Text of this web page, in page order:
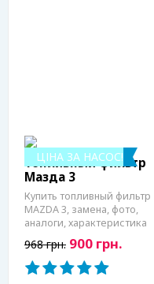
ЦІНА ЗА НАСОС!
Топливный фильтр
Мазда 3
Купить топливный фильтр
MAZDA 3, замена, фото,
аналоги, характеристика
968 грн. 900 грн.